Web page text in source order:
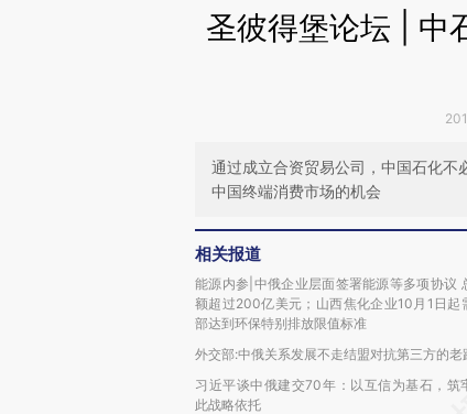
圣彼得堡论坛 | 中
通过成立合资贸易公司，中国石化不
中国终端消费市场的机会
相关报道
能源内参|中俄企业层面签署能源等多项协议
额超过200亿美元；山西焦化企业10月1日起
部达到环保特别排放限值标准
外交部:中俄关系发展不走结盟对抗第三方的老
习近平谈中俄建交70年：以互信为基石，筑
此战略依托